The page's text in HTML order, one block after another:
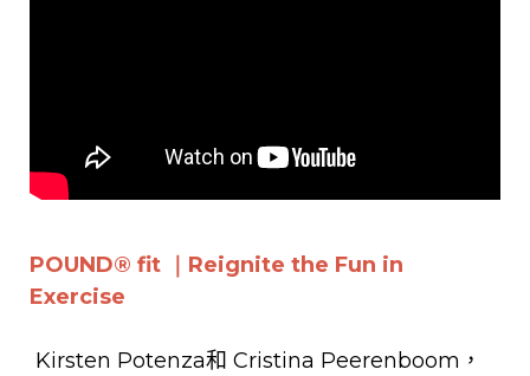
POUND® fit ｜Reignite the Fun in
Exercise
Kirsten Potenza和 Cristina Peerenboom，